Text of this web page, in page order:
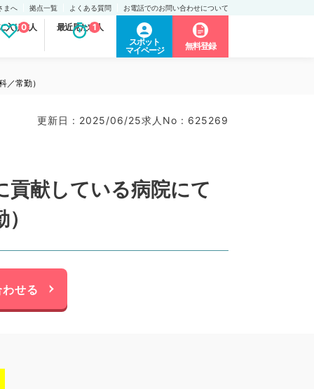
まへ 拠点一覧 よくある質問 お電話でのお問い合わせについて
入り求人
0 最近見た求人
1
スポット
マイページ
無料登録
常勤）
更新日 : 2025/06/25求人No : 625269
献している病院にて
せる